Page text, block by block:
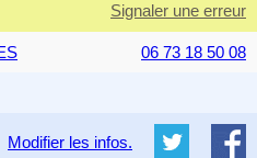
Signaler une erreur
06 73 18 50 08
Modifier les infos.